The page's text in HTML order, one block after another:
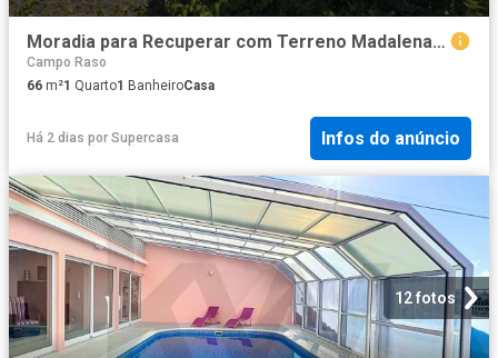
Moradia para Recuperar com Terreno Madalena, Ilha do Pico
Campo Raso
66 m²1 Quarto1 BanheiroCasa
Há 2 dias por Supercasa Infos do anúncio
12 fotos